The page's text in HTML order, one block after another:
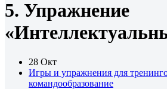
5. Упражнение
28 Окт
Игры и упражнения для
командообразование